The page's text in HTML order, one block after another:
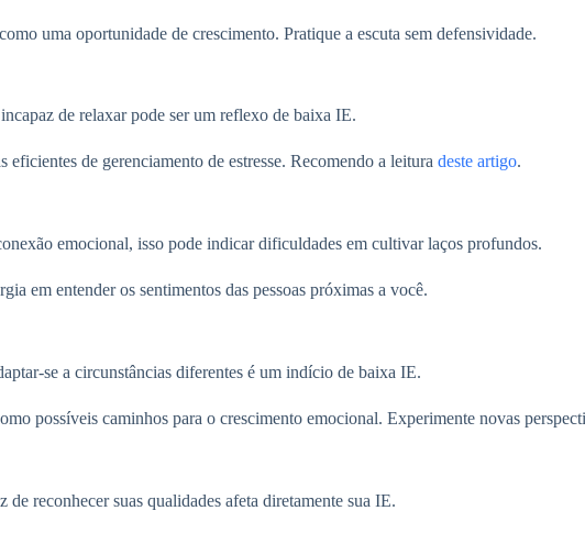
uma oportunidade de crescimento. Pratique a escuta sem defensividade.
de relaxar pode ser um reflexo de baixa IE.
eficientes de gerenciamento de estresse. Recomendo a leitura deste artigo.
emocional, isso pode indicar dificuldades em cultivar laços profundos.
em entender os sentimentos das pessoas próximas a você.
se a circunstâncias diferentes é um indício de baixa IE.
possíveis caminhos para o crescimento emocional. Experimente novas
de reconhecer suas qualidades afeta diretamente sua IE.